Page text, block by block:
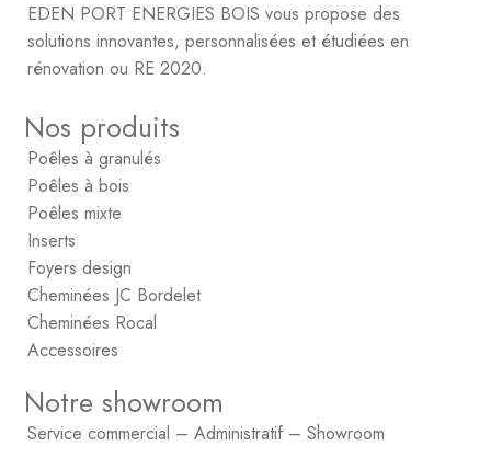
EDEN PORT ENERGIES BOIS vous propose des
solutions innovantes, personnalisées et étudiées en
rénovation ou RE 2020.
Nos produits
Poêles à granulés
Poêles à bois
Poêles mixte
Inserts
Foyers design
Cheminées JC Bordelet
Cheminées Rocal
Accessoires
Notre showroom
Service commercial – Administratif – Showroom